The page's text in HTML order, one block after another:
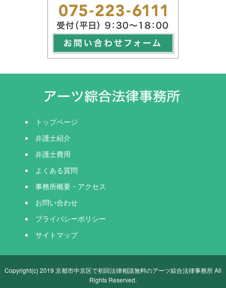
トップページ
弁護士紹介
弁護士費用
よくある質問
事務所概要・アクセス
お問い合わせ
プライバシーポリシー
サイトマップ
Copyright(c) 2019 京都市中京区で初回法律相談無料のアーツ綜合法律事務所 All
Rights Reserved.